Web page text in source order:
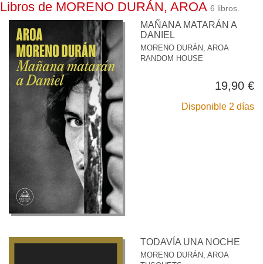
Libros de MORENO DURÁN, AROA 6 libros.
MAÑANA MATARÁN A
DANIEL
MORENO DURÁN, AROA
RANDOM HOUSE
19,90 €
Disponible 2 días
TODAVÍA UNA NOCHE
MORENO DURÁN, AROA